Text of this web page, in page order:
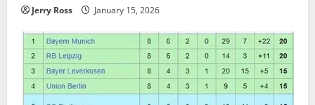
Jerry Ross January 15, 2026